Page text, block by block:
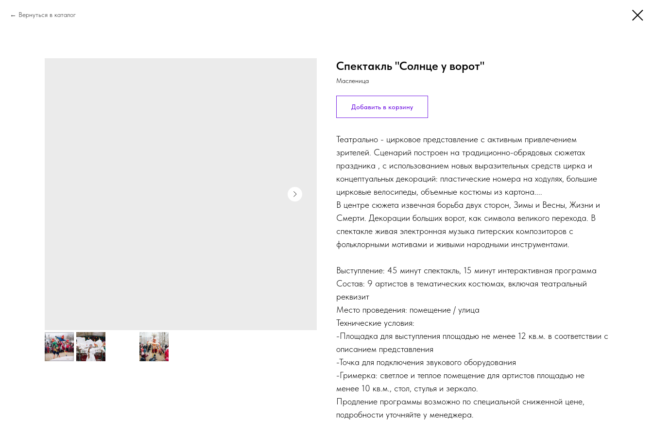
Вернуться в каталог
Спектакль "Солнце у ворот"
Масленица
Добавить в корзину
Театрально - цирковое представление с активным привлечением
зрителей. Сценарий построен на традиционно-обрядовых сюжетах
праздника , с использованием новых выразительных средств цирка и
концептуальных декораций: пластические номера на ходулях, большие
цирковые велосипеды, объемные костюмы из картона....
В центре сюжета извечная борьба двух сторон, Зимы и Весны, Жизни и
Смерти. Декорации больших ворот, как символа великого перехода. В
спектакле живая электронная музыка питерских композиторов с
фольклорными мотивами и живыми народными инструментами.
Выступление: 45 минут спектакль, 15 минут интерактивная программа
Состав: 9 артистов в тематических костюмах, включая театральный
реквизит
Место проведения: помещение / улица
Технические условия:
-Площадка для выступления площадью не менее 12 кв.м. в соответствии с
описанием представления
-Точка для подключения звукового оборудования
-Гримерка: светлое и теплое помещение для артистов площадью не
менее 10 кв.м., стол, стулья и зеркало.
Продление программы возможно по специальной сниженной цене,
подробности уточняйте у менеджера.